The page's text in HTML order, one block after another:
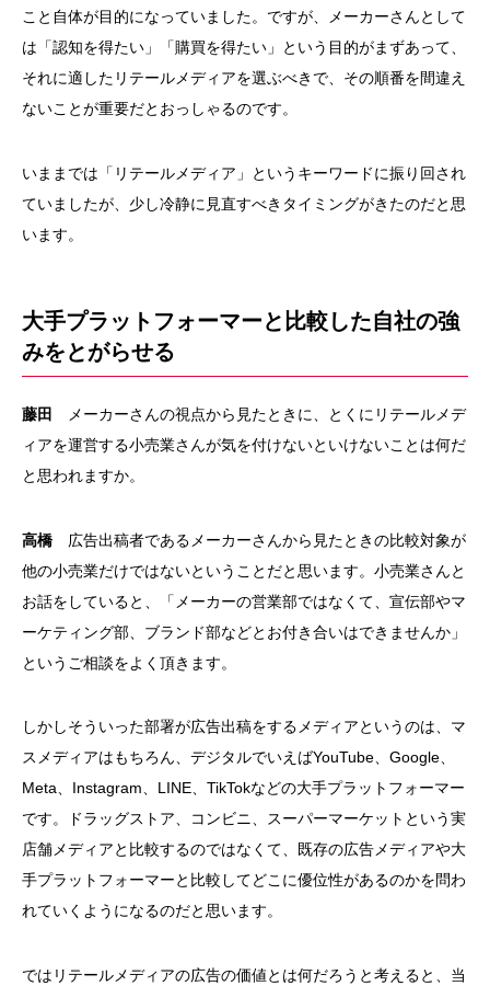
こと自体が目的になっていました。ですが、メーカーさんとして
は「認知を得たい」「購買を得たい」という目的がまずあって、
それに適したリテールメディアを選ぶべきで、その順番を間違え
ないことが重要だとおっしゃるのです。
いままでは「リテールメディア」というキーワードに振り回され
ていましたが、少し冷静に見直すべきタイミングがきたのだと思
います。
大手プラットフォーマーと比較した自社の強
みをとがらせる
藤田
メーカーさんの視点から見たときに、とくにリテールメデ
ィアを運営する小売業さんが気を付けないといけないことは何だ
と思われますか。
高橋 広告出稿者であるメーカーさんから見たときの比較対象が
他の小売業だけではないということだと思います。小売業さんと
お話をしていると、「メーカーの営業部ではなくて、宣伝部やマ
ーケティング部、ブランド部などとお付き合いはできませんか」
というご相談をよく頂きます。
しかしそういった部署が広告出稿をするメディアというのは、マ
スメディアはもちろん、デジタルでいえばYouTube、Google、
Meta、Instagram、LINE、TikTokなどの大手プラットフォーマー
です。ドラッグストア、コンビニ、スーパーマーケットという実
店舗メディアと比較するのではなくて、既存の広告メディアや大
手プラットフォーマーと比較してどこに優位性があるのかを問わ
れていくようになるのだと思います。
ではリテールメディアの広告の価値とは何だろうと考えると、当